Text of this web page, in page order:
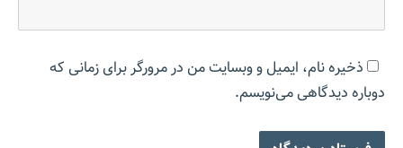
ذخیره نام، ایمیل و وبسایت من در مرورگر برای زمانی که
دوباره دیدگاهی می‌نویسم.